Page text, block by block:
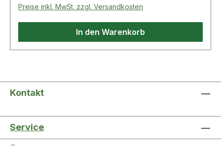
Preise inkl. MwSt. zzgl. Versandkosten
In den Warenkorb
Kontakt
Service